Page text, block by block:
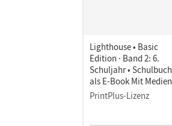
Lighthouse • Basic
Edition · Band 2: 6.
Schuljahr • Schulbuch
als E-Book Mit Medien
PrintPlus-Lizenz